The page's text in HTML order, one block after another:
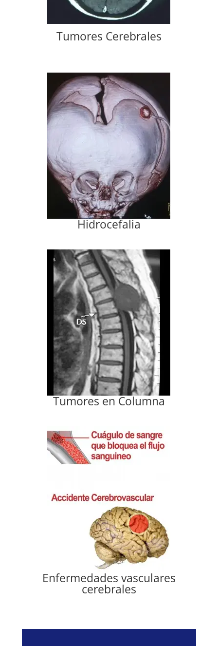
Tumores Cerebrales
Hidrocefalia
Tumores en Columna
Enfermedades vasculares
cerebrales